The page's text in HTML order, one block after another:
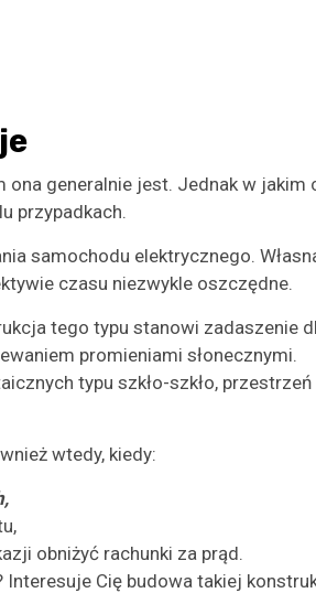
generalnie jest. Jednak w jakim
przypadkach.
samochodu elektrycznego.
czasu niezwykle oszczędne.
tego typu stanowi zadaszenie
promieniami słonecznymi.
typu szkło-szkło, przestrzeń
wtedy, kiedy:
obniżyć rachunki za prąd.
Cię budowa takiej